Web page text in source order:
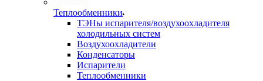
Теплообменники
ТЭНы испарителя/воздухоохладителя
холодильных систем
Воздухоохладители
Конденсаторы
Испарители
Теплообменники